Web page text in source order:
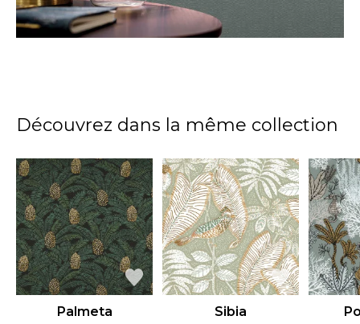
Découvrez dans la même collection
Palmeta Sibia